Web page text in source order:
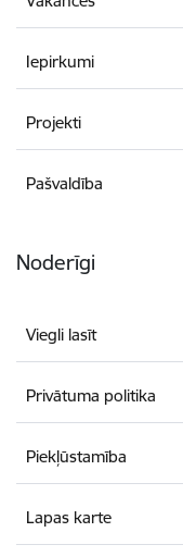
Iepirkumi
Projekti
Pašvaldība
Noderīgi
Viegli lasīt
Privātuma politika
Piekļūstamība
Lapas karte